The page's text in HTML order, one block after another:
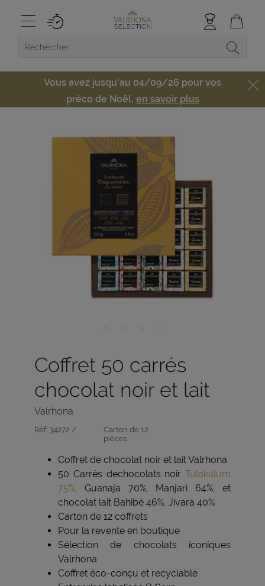
Vous avez jusqu'au 04/09/26 pour vos
préco de Noël, en savoir plus
Coffret 50 carrés
chocolat noir et lait
Valrhona
Réf: 34272 /
Carton de 12
pièces
Coffret de chocolat noir et lait Valrhona
50 Carrés dechocolats noir Tulakalum
75%, Guanaja 70%, Manjari 64%, et
chocolat lait Bahibé 46%, Jivara 40%
Carton de 12 coffrets
Pour la revente en boutique
Sélection de chocolats iconiques
Valrhona
Coffret éco-conçu et recyclable